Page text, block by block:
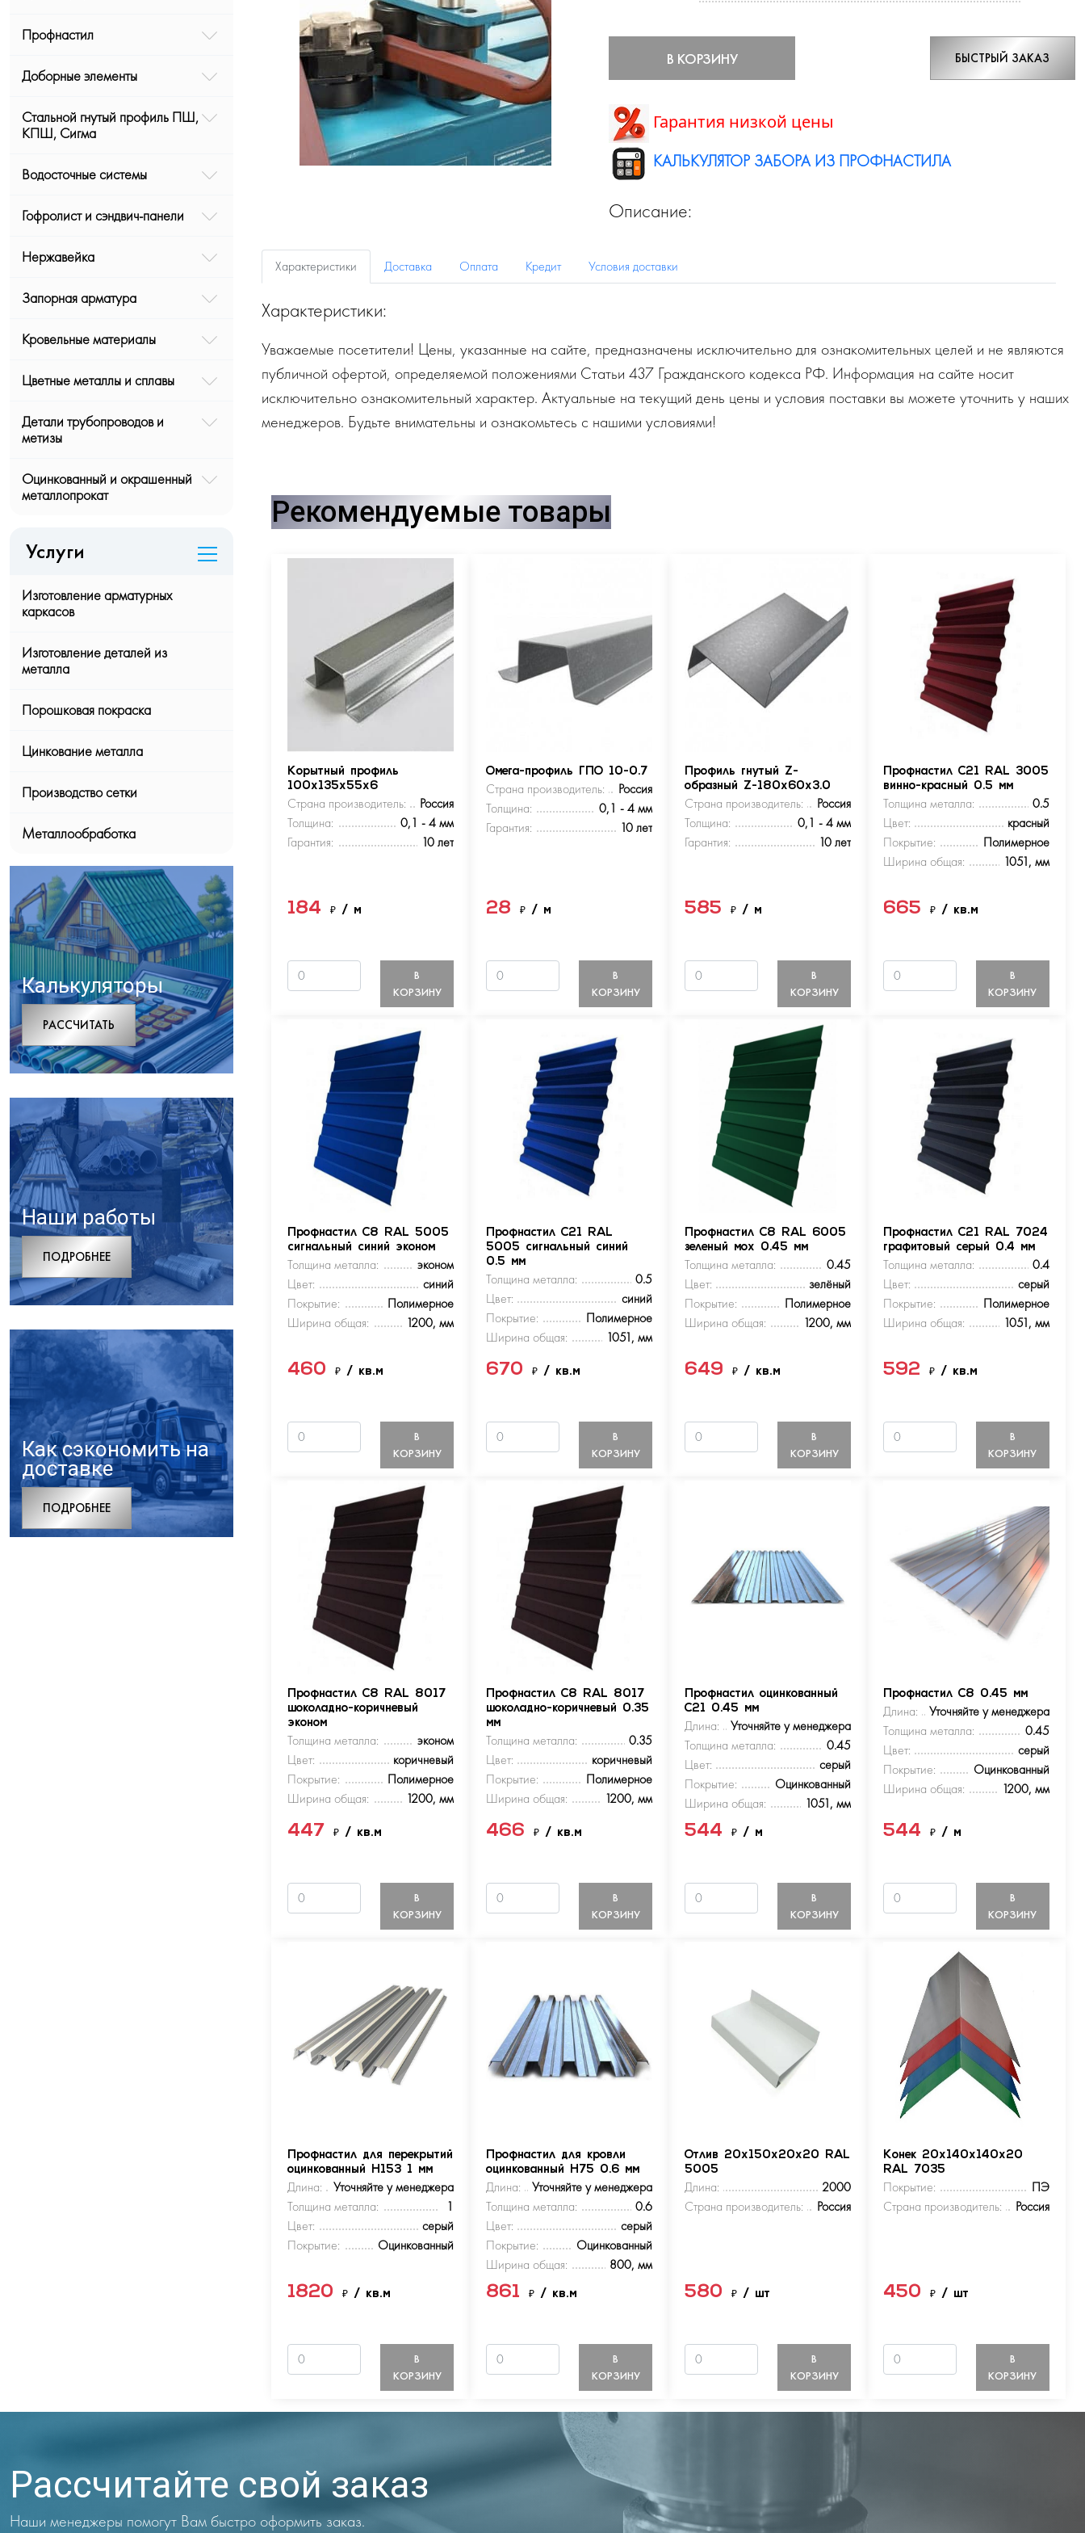
Профнастил
Доборные элементы
Стальной гнутый профиль ПШ,
КПШ, Сигма
Водосточные системы
Гофролист и сэндвич-панели
Нержавейка
Запорная арматура
Кровельные материалы
Цветные металлы и сплавы
Детали трубопроводов и
метизы
Оцинкованный и окрашенный
металлопрокат
Услуги
Изготовление арматурных
каркасов
Изготовление деталей из
металла
Порошковая покраска
Цинкование металла
Производство сетки
Металлообработка
Калькуляторы
РАCСЧИТАТЬ
Наши работы
ПОДРОБНЕЕ
Как сэкономить на
доставке
ПОДРОБНЕЕ
В КОРЗИНУ БЫСТРЫЙ ЗАКАЗ
Гарантия низкой цены
КАЛЬКУЛЯТОР ЗАБОРА ИЗ ПРОФНАСТИЛА
Описание:
Характеристики Доставка Оплата Кредит Условия доставки
Характеристики:
Уважаемые посетители! Цены, указанные на сайте, предназначены исключительно для ознакомительных целей и не являются
публичной офертой, определяемой положениями Статьи 437 Гражданского кодекса РФ. Информация на сайте носит
исключительно ознакомительный характер. Актуальные на текущий день цены и условия поставки вы можете уточнить у наших
менеджеров. Будьте внимательны и ознакомьтесь с нашими условиями!
Рекомендуемые товары
Корытный профиль
100х135х55х6
Страна производитель:
Россия
Толщина:
0,1 - 4 мм
Гарантия:
10 лет
184₽/ м
В
КОРЗИНУ
Омега-профиль ГПО 10-0.7
Страна производитель:
Россия
Толщина:
0,1 - 4 мм
Гарантия:
10 лет
28₽/ м
В
КОРЗИНУ
Профиль гнутый Z-
образный Z-180х60х3.0
Страна производитель:
Россия
Толщина:
0,1 - 4 мм
Гарантия:
10 лет
585₽/ м
В
КОРЗИНУ
Профнастил С21 RAL 3005
винно-красный 0.5 мм
Толщина металла:
0.5
Цвет:
красный
Покрытие:
Полимерное
Ширина общая:
1051, мм
665 ₽ / кв.м
В
КОРЗИНУ
Профнастил С8 RAL 5005
сигнальный синий эконом
Толщина металла:
эконом
Цвет:
синий
Покрытие:
Полимерное
Ширина общая:
1200, мм
460₽/ кв.м
В
КОРЗИНУ
Профнастил С21 RAL
5005 сигнальный синий
0.5 мм
Толщина металла:
0.5
Цвет:
синий
Покрытие:
Полимерное
Ширина общая:
1051, мм
670₽/ кв.м
В
КОРЗИНУ
Профнастил С8 RAL 6005
зеленый мох 0.45 мм
Толщина металла:
0.45
Цвет:
зелёный
Покрытие:
Полимерное
Ширина общая:
1200, мм
649₽/ кв.м
В
КОРЗИНУ
Профнастил С21 RAL 7024
графитовый серый 0.4 мм
Толщина металла:
0.4
Цвет:
серый
Покрытие:
Полимерное
Ширина общая:
1051, мм
592 ₽ / кв.м
В
КОРЗИНУ
Профнастил С8 RAL 8017
шоколадно-коричневый
эконом
Толщина металла:
эконом
Цвет:
коричневый
Покрытие:
Полимерное
Ширина общая:
1200, мм
447₽/ кв.м
В
КОРЗИНУ
Профнастил С8 RAL 8017
шоколадно-коричневый 0.35
мм
Толщина металла:
0.35
Цвет:
коричневый
Покрытие:
Полимерное
Ширина общая:
1200, мм
466₽/ кв.м
В
КОРЗИНУ
Профнастил оцинкованный
С21 0.45 мм
Длина:
Уточняйте у менеджера
Толщина металла:
0.45
Цвет:
серый
Покрытие:
Оцинкованный
Ширина общая:
1051, мм
544₽/ м
В
КОРЗИНУ
Профнастил С8 0.45 мм
Длина:
Уточняйте у менеджера
Толщина металла:
0.45
Цвет:
серый
Покрытие:
Оцинкованный
Ширина общая:
1200, мм
544 ₽ / м
В
КОРЗИНУ
Профнастил для перекрытий
оцинкованный Н153 1 мм
Длина:
Уточняйте у менеджера
Толщина металла:
1
Цвет:
серый
Покрытие:
Оцинкованный
1820₽/ кв.м
В
КОРЗИНУ
Профнастил для кровли
оцинкованный Н75 0.6 мм
Длина:
Уточняйте у менеджера
Толщина металла:
0.6
Цвет:
серый
Покрытие:
Оцинкованный
Ширина общая:
800, мм
861₽/ кв.м
В
КОРЗИНУ
Отлив 20х150х20х20 RAL
5005
Длина:
2000
Страна производитель:
Россия
580₽/ шт
В
КОРЗИНУ
Конек 20х140х140х20
RAL 7035
Покрытие:
ПЭ
Страна производитель:
Россия
450 ₽ / шт
В
КОРЗИНУ
Рассчитайте свой заказ
Наши менеджеры помогут Вам быстро оформить заказ.